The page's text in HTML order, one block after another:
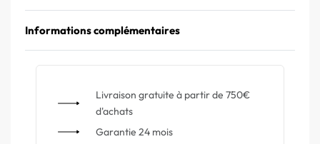
Informations complémentaires
Livraison gratuite à partir de 750€
d'achats
Garantie 24 mois